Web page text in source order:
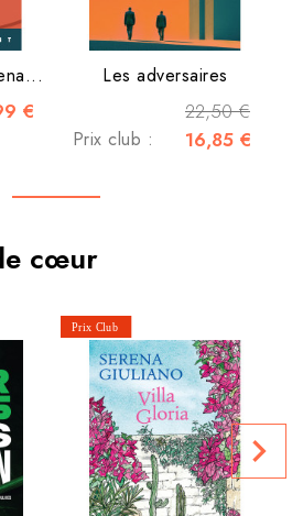
€
Les adversaires
22,50 €
Prix club : 16,85 €
cœur
navigate_next